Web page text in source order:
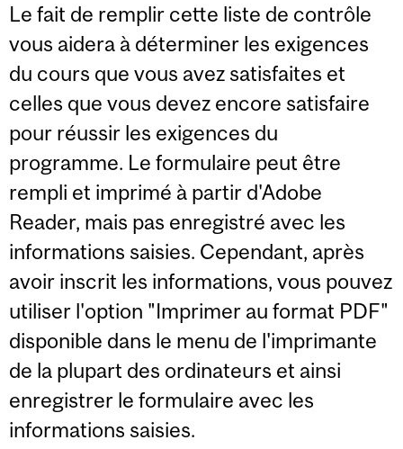
Le fait de remplir cette liste de contrôle
vous aidera à déterminer les exigences
du cours que vous avez satisfaites et
celles que vous devez encore satisfaire
pour réussir les exigences du
programme. Le formulaire peut être
rempli et imprimé à partir d'Adobe
Reader, mais pas enregistré avec les
informations saisies. Cependant, après
avoir inscrit les informations, vous pouvez
utiliser l'option "Imprimer au format PDF"
disponible dans le menu de l'imprimante
de la plupart des ordinateurs et ainsi
enregistrer le formulaire avec les
informations saisies.